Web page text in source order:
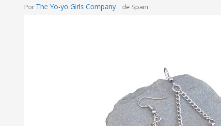
Por The Yo-yo Girls Company de Spain